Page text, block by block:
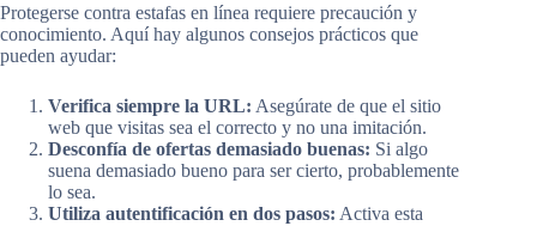
Protegerse contra estafas en línea requiere precaución y
conocimiento. Aquí hay algunos consejos prácticos que
pueden ayudar:
Verifica siempre la URL: Asegúrate de que el sitio
web que visitas sea el correcto y no una imitación.
Desconfía de ofertas demasiado buenas: Si algo
suena demasiado bueno para ser cierto, probablemente
lo sea.
Utiliza autentificación en dos pasos: Activa esta